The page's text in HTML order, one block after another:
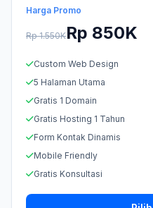
Harga Promo
Rp 1.550KRp 850K
Custom Web Design
5 Halaman Utama
Gratis 1 Domain
Gratis Hosting 1 Tahun
Form Kontak Dinamis
Mobile Friendly
Gratis Konsultasi